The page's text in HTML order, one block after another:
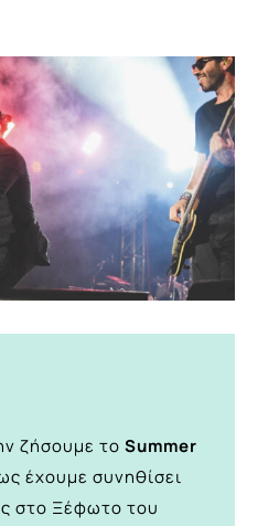
ζήσουμε το Summer
έχουμε συνηθίσει
στο Ξέφωτο του